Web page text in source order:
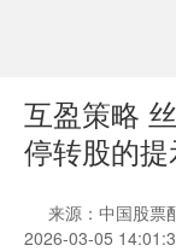
互盈策略
停转股的
来源：中国股票
2026-03-05